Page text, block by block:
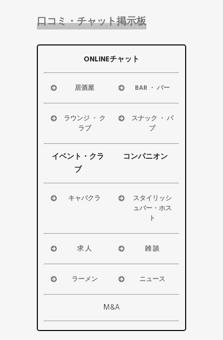
口コミ・チャット掲示板
ONLINEチャット
居酒屋
浜松市
磐田市
袋井市
掛川市
その他エリ
ア
BAR ・ バー
浜松市
磐田市
袋井市
掛川市
その他エリ
ラウンジ ・ ク
ラブ
浜松市
磐田市
袋井市
掛川市
その他エリ
スナック ・ パ
ブ
浜松市
磐田市
掛川市
その他エリ
ア
イベント・クラ
ブ
コンパニオン
キャバクラ
掛川市
その他エリ
ア
スタイリッシ
ュバー・ホス
ト
浜松市
磐田市・袋
その他エリ
ア
求 人
浜松市
磐田市
ア
雑 談
浜松市
磐田市
ラーメン
浜松市
袋井市
掛川市
ニュース
浜松市・磐
袋井市・掛
川市
M&A